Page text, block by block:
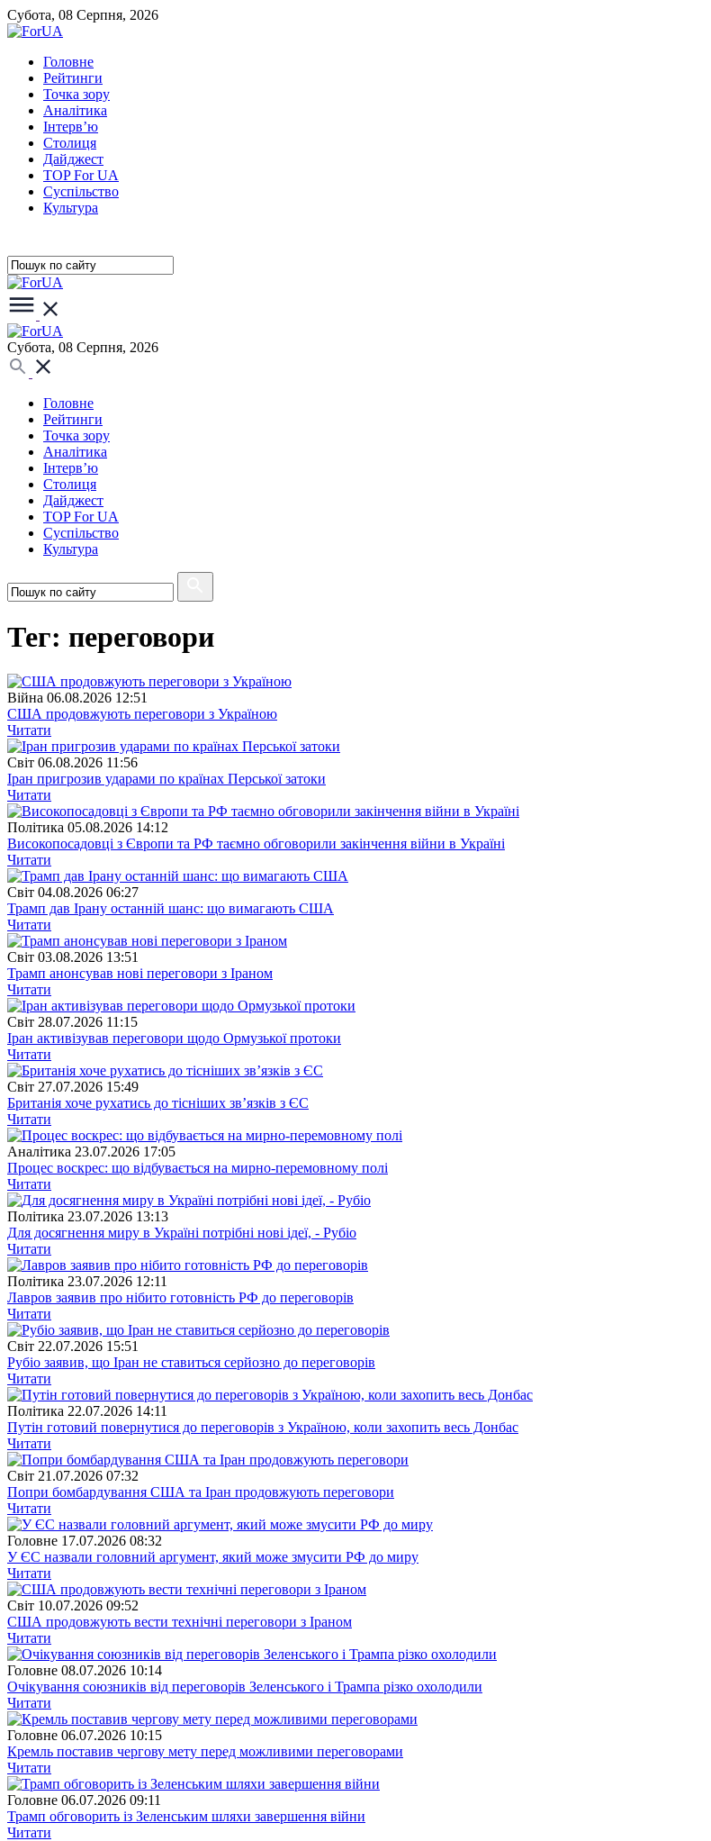
Субота, 08 Серпня, 2026
Головне
Рейтинги
Точка зору
Аналітика
Інтерв’ю
Столиця
Дайджест
TOP For UA
Суспiльство
Культура
Субота, 08 Серпня, 2026
Головне
Рейтинги
Точка зору
Аналітика
Інтерв’ю
Столиця
Дайджест
TOP For UA
Суспiльство
Культура
Тег: переговори
Війна 06.08.2026 12:51
США продовжують переговори з Україною
Читати
Свiт 06.08.2026 11:56
Іран пригрозив ударами по країнах Перської затоки
Читати
Полiтика 05.08.2026 14:12
Високопосадовці з Європи та РФ таємно обговорили закінчення війни в Україні
Читати
Свiт 04.08.2026 06:27
Трамп дав Ірану останній шанс: що вимагають США
Читати
Свiт 03.08.2026 13:51
Трамп анонсував нові переговори з Іраном
Читати
Свiт 28.07.2026 11:15
Іран активізував переговори щодо Ормузької протоки
Читати
Свiт 27.07.2026 15:49
Британія хоче рухатись до тісніших зв’язків з ЄС
Читати
Аналітика 23.07.2026 17:05
Процес воскрес: що відбувається на мирно-перемовному полі
Читати
Полiтика 23.07.2026 13:13
Для досягнення миру в Україні потрібні нові ідеї, - Рубіо
Читати
Полiтика 23.07.2026 12:11
Лавров заявив про нібито готовність РФ до переговорів
Читати
Свiт 22.07.2026 15:51
Рубіо заявив, що Іран не ставиться серйозно до переговорів
Читати
Полiтика 22.07.2026 14:11
Путін готовий повернутися до переговорів з Україною, коли захопить весь Донбас
Читати
Свiт 21.07.2026 07:32
Попри бомбардування США та Іран продовжують переговори
Читати
Головне 17.07.2026 08:32
У ЄС назвали головний аргумент, який може змусити РФ до миру
Читати
Свiт 10.07.2026 09:52
США продовжують вести технічні переговори з Іраном
Читати
Головне 08.07.2026 10:14
Очікування союзників від переговорів Зеленського і Трампа різко охолодили
Читати
Головне 06.07.2026 10:15
Кремль поставив чергову мету перед можливими переговорами
Читати
Головне 06.07.2026 09:11
Трамп обговорить із Зеленським шляхи завершення війни
Читати